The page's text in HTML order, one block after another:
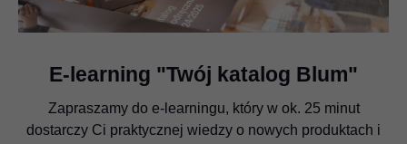
E-learning "Twój katalog Blum"
Zapraszamy do e-learningu, który w ok. 25 minut
dostarczy Ci praktycznej wiedzy o nowych produktach i